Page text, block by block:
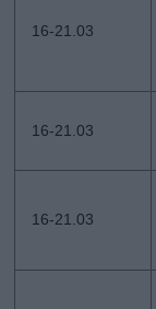
16-21.03
16-21.03
16-21.03